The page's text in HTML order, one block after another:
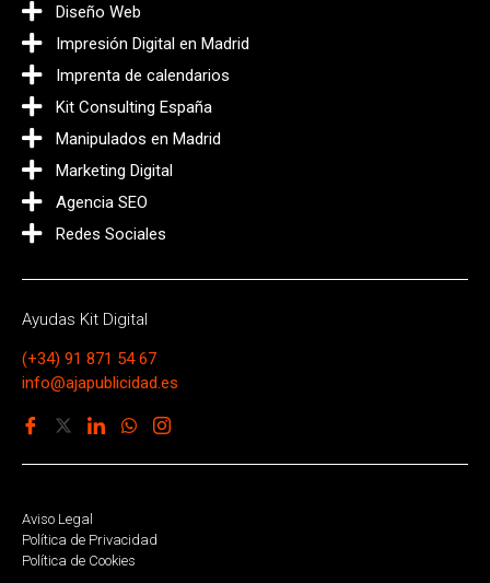
Diseño Web
Impresión Digital en Madrid
Imprenta de calendarios
Kit Consulting España
Manipulados en Madrid
Marketing Digital
Agencia SEO
Redes Sociales
Ayudas Kit Digital
(+34) 91 871 54 67
info@ajapublicidad.es
Aviso Legal
Política de Privacidad
Política de Cookies